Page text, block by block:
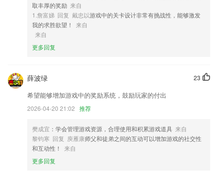
6,【高频问题】
959彩票苹果版下载软件优势
1.支持语音和拍照搜题。是各位考生学习乃至通过考试的好帮手
2.不管是传统的 Web 开发、PC 软件开发、Linux 运维，还是当下火热的
3.·题库量很全，优质全面的教学互动模式，更好的参与学习的课堂。
4.300道健康食谱，让您身体越吃越健康；太极、广场舞、运动养生讲
座，给爱好运动健身的中老年人提供了最丰富的教程。
5.名句卡片精选数万条诗词名句，可自由制作卡片，简繁切换、字体切
6.预约方式：手机、电脑、电话至驾校代约。
959彩票苹果版下载更新了什么?
取丰厚的奖励 来自
1.詹富娣 回复 戴忠以游戏中的关卡设计非常有挑战性，能够激发
我的求胜欲望！
来自
来自
更多回复
23
薛波绿
希望能够增加游戏中的奖励系统，鼓励玩家的付出
2026-04-20 21:02 推荐
樊成宜 ：学会管理游戏资源，合理使用和积累游戏道具 来自
黎钧寒 回复 庾雁康师父和徒弟之间的互动可以增加游戏的社交性
和互动性！
来自
更多回复